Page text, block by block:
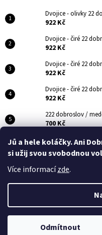
Jů a hele koláčky. Ani
si užij svou svobodnou
Více informacízde.
Odmítnout
Zdárek, lidi! E-shop běží na
Dvojice - olivky 22
922 Kč
Dvojice - čiré 22
922 Kč
Dvojice - čiré 22
922 Kč
Dvojice - čiré 22
922 Kč
222 dobroslov /
700 Kč
GDPR - Ochrana
VŠEOBECNÉ
Copyright 2026